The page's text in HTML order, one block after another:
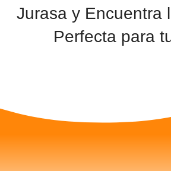
Jurasa y Encuentra
Perfecta para